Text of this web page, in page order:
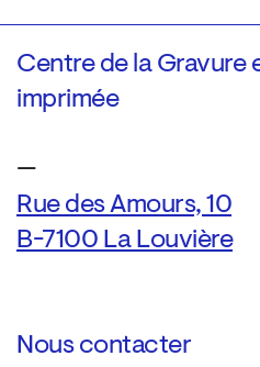
Centre de la Gravure
imprimée
—
Rue des Amours, 10
B-7100 La Louvière
Nous contacter